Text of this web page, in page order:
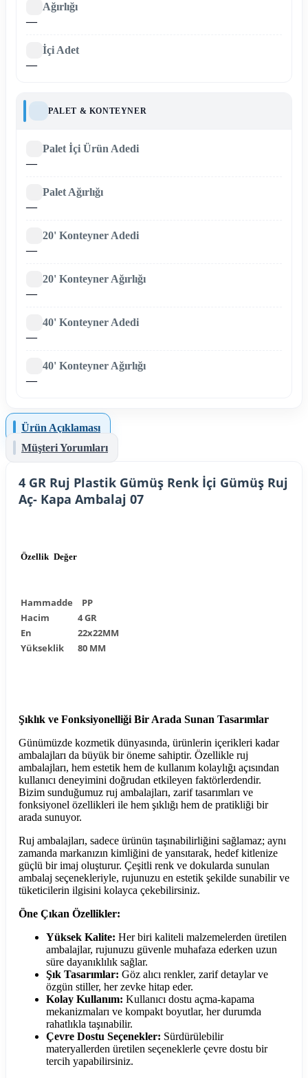
Ağırlığı
—
İçi Adet
—
PALET & KONTEYNER
Palet İçi Ürün Adedi
—
Palet Ağırlığı
—
20' Konteyner Adedi
—
20' Konteyner Ağırlığı
—
40' Konteyner Adedi
—
40' Konteyner Ağırlığı
—
Ürün Açıklaması
Müşteri Yorumları
4 GR Ruj Plastik Gümüş Renk İçi Gümüş Ruj
Aç- Kapa Ambalaj 07
Özellik Değer
Hammadde
PP
Hacim
4 GR
En
22x22MM
Yükseklik
80 MM
Şıklık ve Fonksiyonelliği Bir Arada Sunan Tasarımlar
Günümüzde kozmetik dünyasında, ürünlerin içerikleri kadar
ambalajları da büyük bir öneme sahiptir. Özellikle ruj
ambalajları, hem estetik hem de kullanım kolaylığı açısından
kullanıcı deneyimini doğrudan etkileyen faktörlerdendir.
Bizim sunduğumuz ruj ambalajları, zarif tasarımları ve
fonksiyonel özellikleri ile hem şıklığı hem de pratikliği bir
arada sunuyor.
Ruj ambalajları, sadece ürünün taşınabilirliğini sağlamaz; aynı
zamanda markanızın kimliğini de yansıtarak, hedef kitlenize
güçlü bir imaj oluşturur. Çeşitli renk ve dokularda sunulan
ambalaj seçenekleriyle, rujunuzu en estetik şekilde sunabilir ve
tüketicilerin ilgisini kolayca çekebilirsiniz.
Öne Çıkan Özellikler:
Yüksek Kalite: Her biri kaliteli malzemelerden üretilen
ambalajlar, rujunuzu güvenle muhafaza ederken uzun
süre dayanıklılık sağlar.
Şık Tasarımlar: Göz alıcı renkler, zarif detaylar ve
özgün stiller, her zevke hitap eder.
Kolay Kullanım: Kullanıcı dostu açma-kapama
mekanizmaları ve kompakt boyutlar, her durumda
rahatlıkla taşınabilir.
Çevre Dostu Seçenekler: Sürdürülebilir
materyallerden üretilen seçeneklerle çevre dostu bir
tercih yapabilirsiniz.